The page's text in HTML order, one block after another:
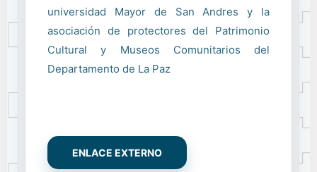
universidad Mayor de San Andres y la
asociación de protectores del Patrimonio
Cultural y Museos Comunitarios del
Departamento de La Paz
ENLACE EXTERNO